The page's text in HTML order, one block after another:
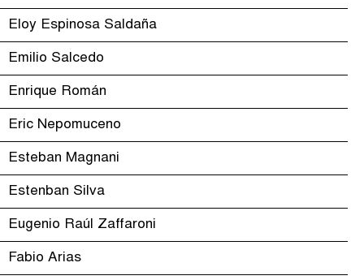
Eloy Espinosa Saldaña
Emilio Salcedo
Enrique Román
Eric Nepomuceno
Esteban Magnani
Estenban Silva
Eugenio Raúl Zaffaroni
Fabio Arias